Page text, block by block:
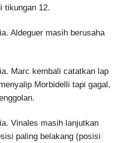
tikungan 12.
Aldeguer masih berusaha
Marc kembali catatkan lap
Morbidelli tapi gagal,
Vinales masih lanjutkan
paling belakang (posisi